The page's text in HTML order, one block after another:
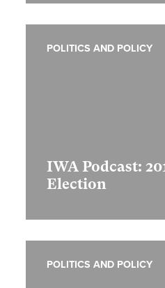
IWA Podcast:
Election
POLITICS AND POLICY
POLITICS AND POLICY